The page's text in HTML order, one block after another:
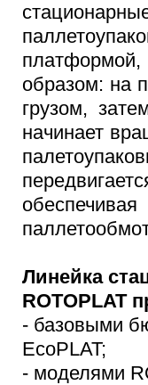
образом: на
грузом,
начинает
Линейка
ROTOPLAT
- базовыми
EcoPLAT;
- моделями